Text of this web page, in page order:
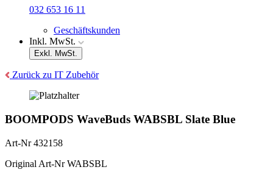
032 653 16 11
Geschäftskunden
Inkl. MwSt.
Exkl. MwSt.
Zurück zu IT Zubehör
BOOMPODS WaveBuds WABSBL Slate Blue
Art-Nr432158
Original Art-NrWABSBL